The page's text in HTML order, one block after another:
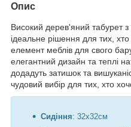
Опис
Високий дерев'яний табурет
ідеальне рішення для тих,
елемент меблів для свого
елегантний дизайн та теплі
додадуть затишок та
чудовий вибір для тих, хто
Сидіння: 32х32см